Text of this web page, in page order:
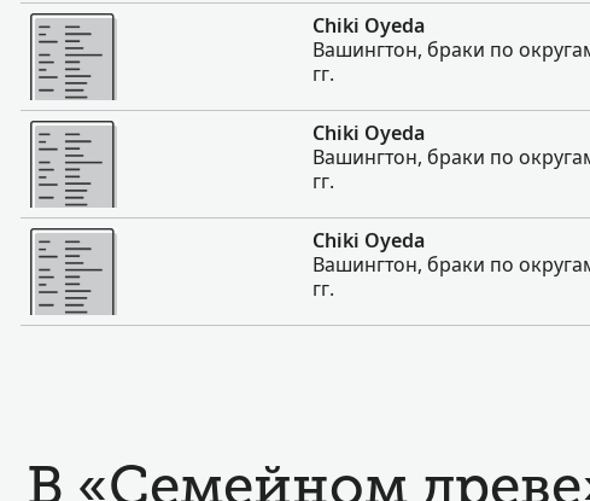
Больше
Chiki Oyeda
Вашингтон, браки по
гг.
Больше
Chiki Oyeda
Вашингтон, браки по
гг.
Больше
Chiki Oyeda
Вашингтон, браки по
гг.